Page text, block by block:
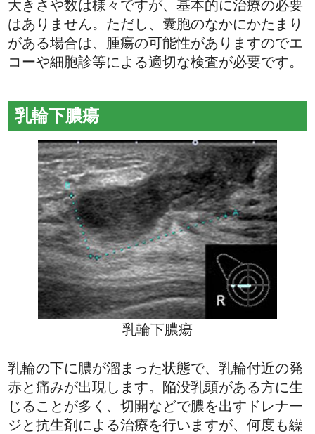
大きさや数は様々ですが、基本的に治療の必要
はありません。ただし、囊胞のなかにかたまり
がある場合は、腫瘍の可能性がありますのでエ
コーや細胞診等による適切な検査が必要です。
乳輪下膿瘍
乳輪下膿瘍
乳輪の下に膿が溜まった状態で、乳輪付近の発
赤と痛みが出現します。陥没乳頭がある方に生
じることが多く、切開などで膿を出すドレナー
ジと抗生剤による治療を行いますが、何度も繰